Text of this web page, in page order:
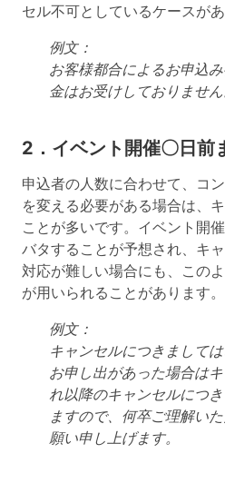
セル不可としているケースがあ
例文：
お客様都合によるお申込
金はお受けしておりませ
2．イベント開催〇日前
申込者の人数に合わせて、コ
を変える必要がある場合は、
ことが多いです。イベント開
バタすることが予想され、キ
対応が難しい場合にも、この
が用いられることがあります。
例文：
キャンセルにつきまして
お申し出があった場合は
れ以降のキャンセルにつ
ますので、何卒ご理解い
願い申し上げます。